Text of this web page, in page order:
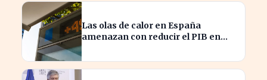
Las olas de calor en España
amenazan con reducir el PIB en